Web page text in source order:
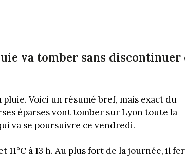
va tomber sans discontinuer
Voici un résumé bref, mais exact du
éparses vont tomber sur Lyon toute la
va se poursuivre ce vendredi.
11°C à 13 h. Au plus fort de la journée, il